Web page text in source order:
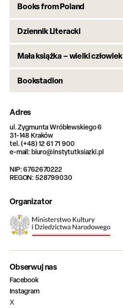
Books from Poland
Dziennik Literacki
Mała książka – wielki człowiek
Bookstadion
Adres
ul. Zygmunta Wróblewskiego 6
31-148 Kraków
tel. (+48) 12 61 71 900
e-mail: biuro@instytutksiazki.pl
NIP: 6762670222
REGON: 528799030
Organizator
Obserwuj nas
Facebook
Instagram
X